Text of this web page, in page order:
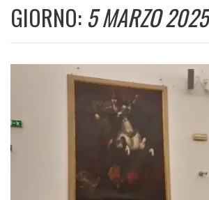
GIORNO: 5 MARZO 2025